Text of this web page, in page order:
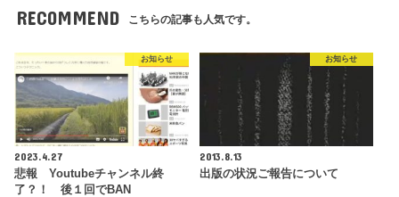
RECOMMEND こちらの記事も人気です。
お知らせ
2023.4.27
悲報 Youtubeチャンネル終
了？！ 後１回でBAN
お知らせ
2013.8.13
出版の状況ご報告について